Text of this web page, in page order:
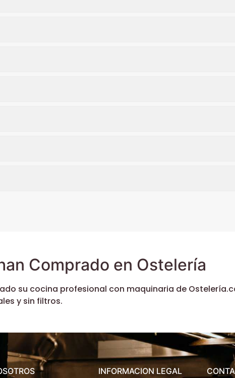
Comprado en Ostelería
su cocina profesional con maquinaria de
y sin filtros.
INFORMACION LEGAL